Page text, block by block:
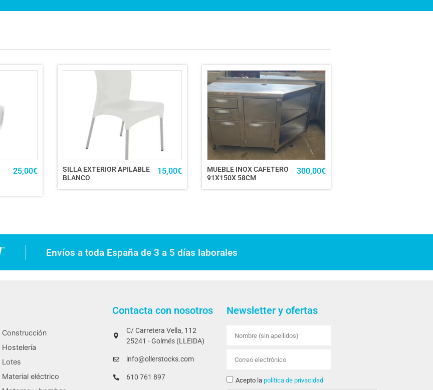
25,00€
SILLA EXTERIOR APILABLE
BLANCO
15,00€
MUEBLE INOX CAFETERO
91X150X 58CM
300,00€
Envíos a toda España de 3 a 5 días laborales
Construcción
Hostelería
Lotes
Material eléctrico
Contacta con nosotros
C/ Carretera Vella, 112
25241 - Golmés (LLEIDA)
info@ollerstocks.com
610 761 897
Newsletter y ofertas
Acepto la política de privacidad